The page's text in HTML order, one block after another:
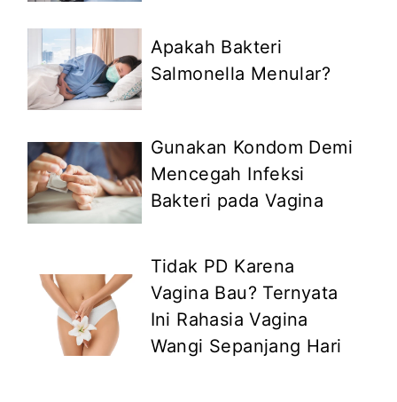
Apakah Bakteri
Salmonella Menular?
Gunakan Kondom Demi
Mencegah Infeksi
Bakteri pada Vagina
Tidak PD Karena
Vagina Bau? Ternyata
Ini Rahasia Vagina
Wangi Sepanjang Hari